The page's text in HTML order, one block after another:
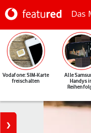
Das
Vodafone: SIM-Karte
freischalten
Alle
Handys